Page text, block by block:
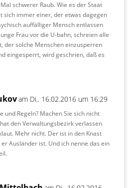
schwerer Raub. Wie es der Staat
sich immer einer, der etwas dagegen
auffälliger Mensch entlassen
Frau vor die U-bahn, schreien alle
der solche Menschen einzusperren
eingesperrt, wird geschrien, daß es
am Di.. 16.02.2016 um 16:29
und Regeln? Machen Sie sich nicht
den Verwaltungsbezirk verlassen
Mehr nicht. Der ist in den Knast
Ausländer ist. Und ich nenne das ein